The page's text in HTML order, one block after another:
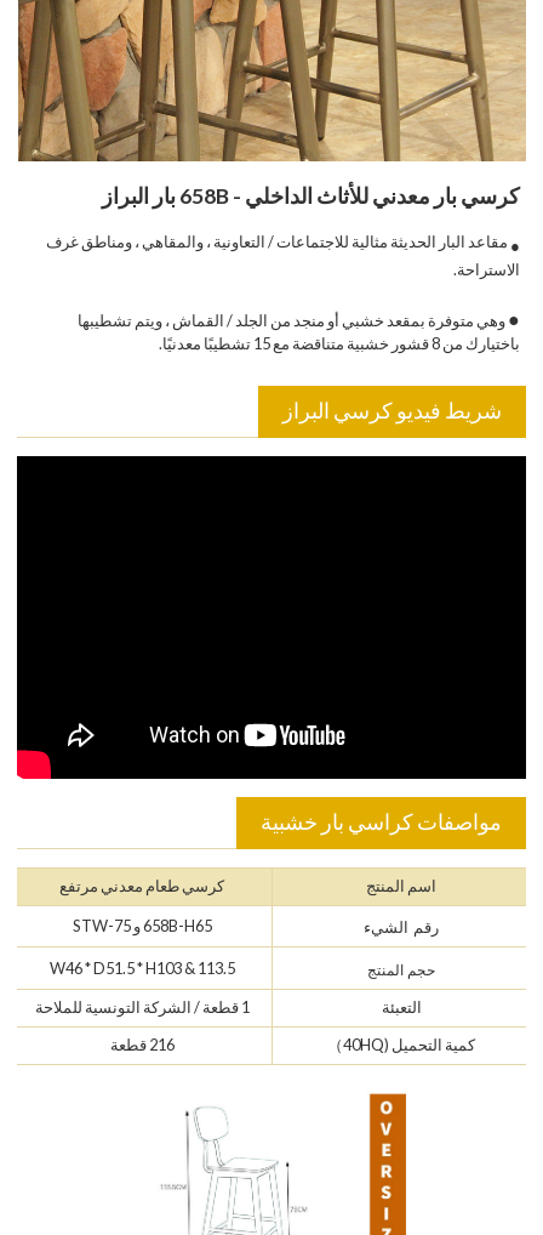
كرسي بار معدني للأثاث الداخلي - 658B بار البراز
● مقاعد البار الحديثة مثالية للاجتماعات / التعاونية ، والمقاهي ، ومناطق غرف
الاستراحة.
● وهي متوفرة بمقعد خشبي أو منجد من الجلد / القماش ، ويتم تشطيبها
باختيارك من 8 قشور خشبية متناقضة مع 15 تشطيبًا معدنيًا.
شريط فيديو كرسي البراز
مواصفات كراسي بار خشبية
اسم المنتج كرسي طعام معدني مرتفع
رقم الشيء 658B-H65 و 75-STW
حجم المنتج W46 * D51.5 * H103 & 113.5
التعبئة
1 قطعة / الشركة التونسية للملاحة
كمية التحميل (40HQ）
216 قطعة